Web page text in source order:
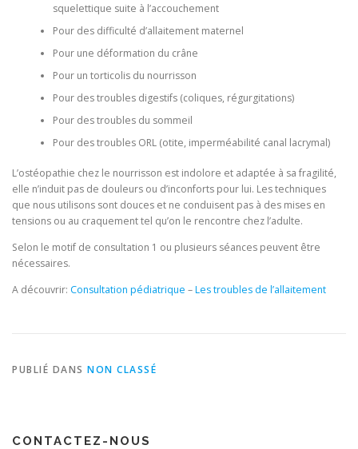
squelettique suite à l’accouchement
Pour des difficulté d’allaitement maternel
Pour une déformation du crâne
Pour un torticolis du nourrisson
Pour des troubles digestifs (coliques, régurgitations)
Pour des troubles du sommeil
Pour des troubles ORL (otite, imperméabilité canal lacrymal)
L’ostéopathie chez le nourrisson est indolore et adaptée à sa fragilité,
elle n’induit pas de douleurs ou d’inconforts pour lui. Les techniques
que nous utilisons sont douces et ne conduisent pas à des mises en
tensions ou au craquement tel qu’on le rencontre chez l’adulte.
Selon le motif de consultation 1 ou plusieurs séances peuvent être
nécessaires.
A découvrir: Consultation pédiatrique –Les troubles de l’allaitement
PUBLIÉ DANS NON CLASSÉ
CONTACTEZ-NOUS